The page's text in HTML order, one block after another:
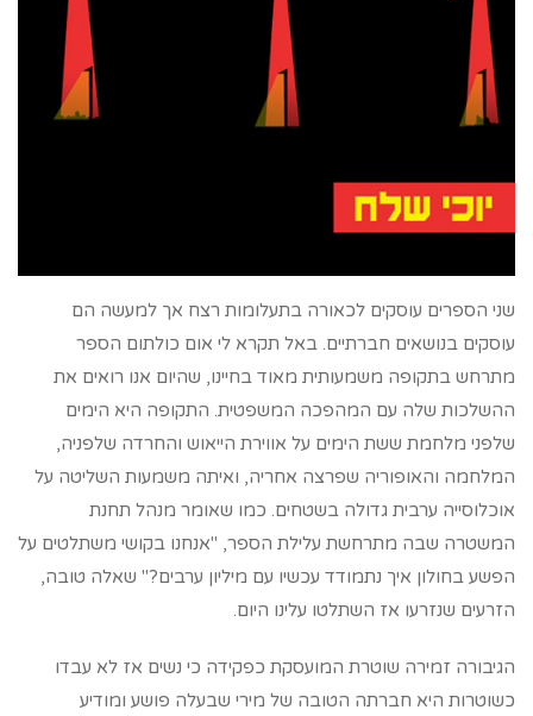
שני הספרים עוסקים לכאורה בתעלומות רצח אך למעשה הם
עוסקים בנושאים חברתיים. באל תקרא לי אום כולתום הספר
מתרחש בתקופה משמעותית מאוד בחיינו, שהיום אנו רואים את
ההשלכות שלה עם המהפכה המשפטית. התקופה היא הימים
שלפני מלחמת ששת הימים על אווירת הייאוש והחרדה שלפניה,
המלחמה והאופוריה שפרצה אחריה, ואיתה משמעות השליטה על
אוכלוסייה ערבית גדולה בשטחים. כמו שאומר מנהל תחנת
המשטרה שבה מתרחשת עלילת הספר, "אנחנו בקושי משתלטים על
הפשע בחולון איך נתמודד עכשיו עם מיליון ערבים?" שאלה טובה,
הזרעים שנזרעו אז השתלטו עלינו היום.
הגיבורה זמירה שוטרת המועסקת כפקידה כי נשים אז לא עבדו
כשוטרות היא חברתה הטובה של מירי שבעלה פושע ומודיע